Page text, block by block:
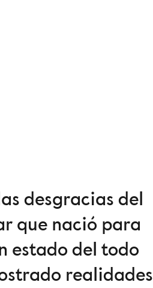
desgracias del
que nació para
estado del todo
realidades